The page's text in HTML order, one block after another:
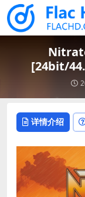
[24bit/
详情介绍